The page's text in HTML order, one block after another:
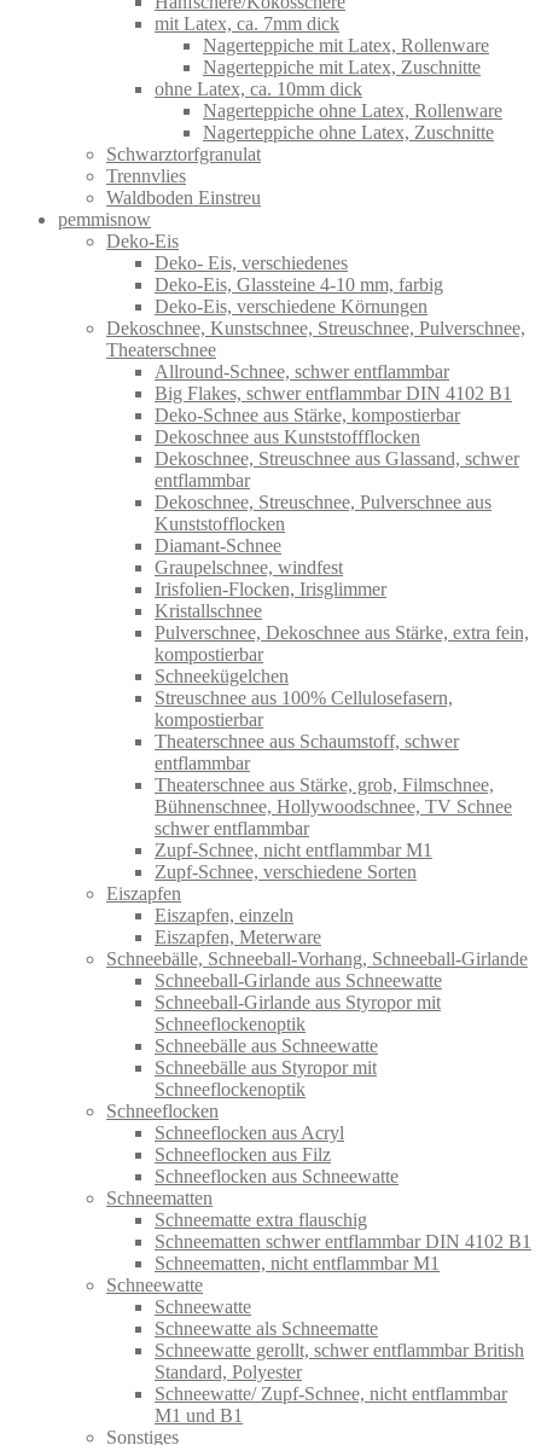
mit Latex, ca. 7mm dick
Nagerteppiche mit Latex, Rollenware
Nagerteppiche mit Latex, Zuschnitte
ohne Latex, ca. 10mm dick
Nagerteppiche ohne Latex, Rollenware
Nagerteppiche ohne Latex, Zuschnitte
Schwarztorfgranulat
Trennvlies
Waldboden Einstreu
pemmisnow
Deko-Eis
Deko- Eis, verschiedenes
Deko-Eis, Glassteine 4-10 mm, farbig
Deko-Eis, verschiedene Körnungen
Dekoschnee, Kunstschnee, Streuschnee, Pulverschnee,
Theaterschnee
Allround-Schnee, schwer entflammbar
Big Flakes, schwer entflammbar DIN 4102 B1
Deko-Schnee aus Stärke, kompostierbar
Dekoschnee aus Kunststoffflocken
Dekoschnee, Streuschnee aus Glassand, schwer
entflammbar
Dekoschnee, Streuschnee, Pulverschnee aus
Kunststofflocken
Diamant-Schnee
Graupelschnee, windfest
Irisfolien-Flocken, Irisglimmer
Kristallschnee
Pulverschnee, Dekoschnee aus Stärke, extra fein,
kompostierbar
Schneekügelchen
Streuschnee aus 100% Cellulosefasern,
kompostierbar
Theaterschnee aus Schaumstoff, schwer
entflammbar
Theaterschnee aus Stärke, grob, Filmschnee,
Bühnenschnee, Hollywoodschnee, TV Schnee
schwer entflammbar
Zupf-Schnee, nicht entflammbar M1
Zupf-Schnee, verschiedene Sorten
Eiszapfen
Eiszapfen, einzeln
Eiszapfen, Meterware
Schneebälle, Schneeball-Vorhang, Schneeball-Girlande
Schneeball-Girlande aus Schneewatte
Schneeball-Girlande aus Styropor mit
Schneeflockenoptik
Schneebälle aus Schneewatte
Schneebälle aus Styropor mit
Schneeflockenoptik
Schneeflocken
Schneeflocken aus Acryl
Schneeflocken aus Filz
Schneeflocken aus Schneewatte
Schneematten
Schneematte extra flauschig
Schneematten schwer entflammbar DIN 4102 B1
Schneematten, nicht entflammbar M1
Schneewatte
Schneewatte
Schneewatte als Schneematte
Schneewatte gerollt, schwer entflammbar British
Standard, Polyester
Schneewatte/ Zupf-Schnee, nicht entflammbar
M1 und B1
Sonstiges